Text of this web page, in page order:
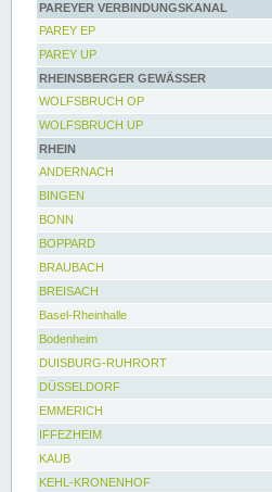
PAREYER VERBINDUNGSKANAL
PAREY EP
PAREY UP
RHEINSBERGER GEWÄSSER
WOLFSBRUCH OP
WOLFSBRUCH UP
RHEIN
ANDERNACH
BINGEN
BONN
BOPPARD
BRAUBACH
BREISACH
Basel-Rheinhalle
Bodenheim
DUISBURG-RUHRORT
DÜSSELDORF
EMMERICH
IFFEZHEIM
KAUB
KEHL-KRONENHOF